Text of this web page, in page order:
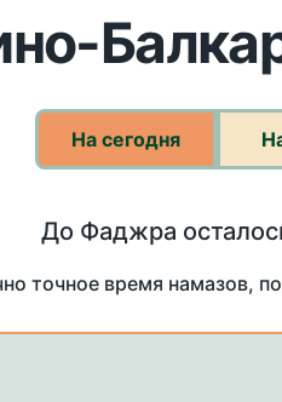
На сегодня
До Фаджра
точное время намазов,